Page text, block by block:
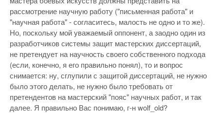
рассмотрение научную работу ("письменная работа" и
"научная работа" - согласитесь, малость не одно и то же).
Но, поскольку мой уважаемый оппонент, а заодно один из
разработчиков системы защит мастерских диссертаций,
не претендует на научность своего собственного подхода
(если, конечно, я его правильно понял), то и вопрос
снимается: ну, сглупили с защитой диссертаций, не нужно
было этого делать, не нужно было требовать от
претендентов на мастерский "пояс" научных работ, и так
далее. Я правильно Вас понимаю, г-н wolf_old?